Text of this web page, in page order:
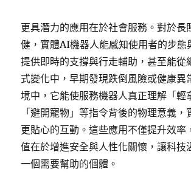
更具潛力的應用在於社會服務。對於長
健，實體AI機器人能感知使用者的步態
提供即時的支撐與行走輔助，甚至能從
式變化中，早期發現跌倒風險或健康異
境中，它能使服務機器人真正理解「輕
「避開寵物」等指令背後的物理意義，
更貼心的互動。這些應用不僅提升效率
值在於增進安全與人性化關懷，讓科技
一個需要幫助的個體。